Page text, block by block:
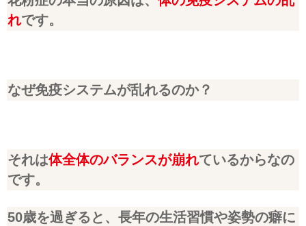
れです。
なぜ免疫システムが乱れるのか？
それは体全体のバランスが崩れているからなの
です。
50歳を過ぎると、長年の生活習慣や姿勢の癖に